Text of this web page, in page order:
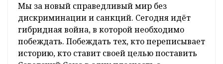
Мы за новый справедливый мир без
дискриминации и санкций. Сегодня идёт
гибридная война, в которой необходимо
побеждать. Побеждать тех, кто переписывает
историю, кто ставит своей целью поставить